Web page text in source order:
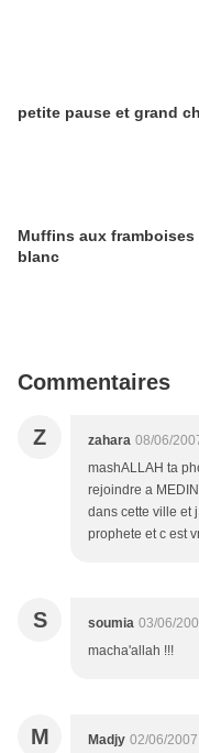
petite pause et grand
Muffins aux
blanc
Commentaires
Z zahara 08/06/
mashALLAH ta
rejoindre a
dans cette ville et
prophete et c est
S soumia 03/06/
macha'allah !!!
M Madjy 02/06/